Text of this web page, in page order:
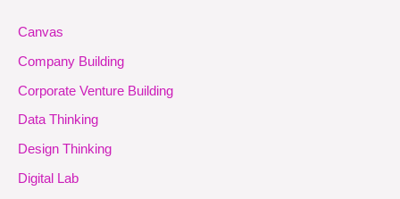
Canvas
Company Building
Corporate Venture Building
Data Thinking
Design Thinking
Digital Lab